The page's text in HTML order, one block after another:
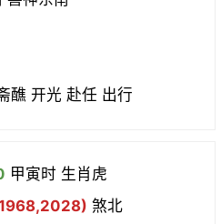
修坟
醮 开光 赴任 出行
甲寅时 生肖虎
煞北